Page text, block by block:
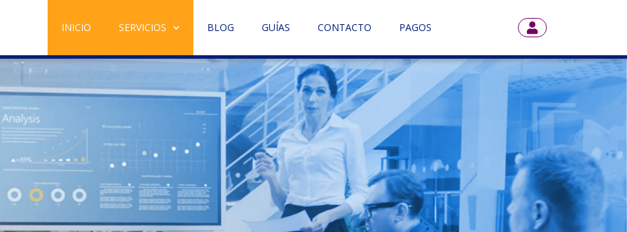
INICIO SERVICIOS BLOG GUÍAS CONTACTO PAGOS